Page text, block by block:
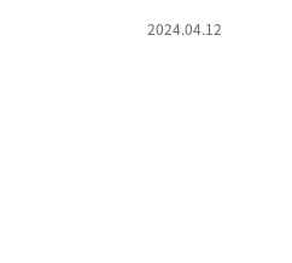
2024.04.12